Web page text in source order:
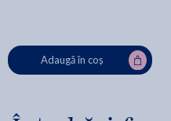
Adaugă în coș